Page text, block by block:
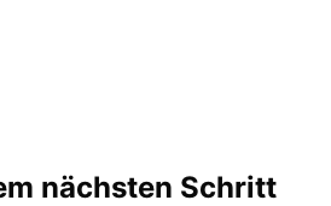
nächsten Schritt